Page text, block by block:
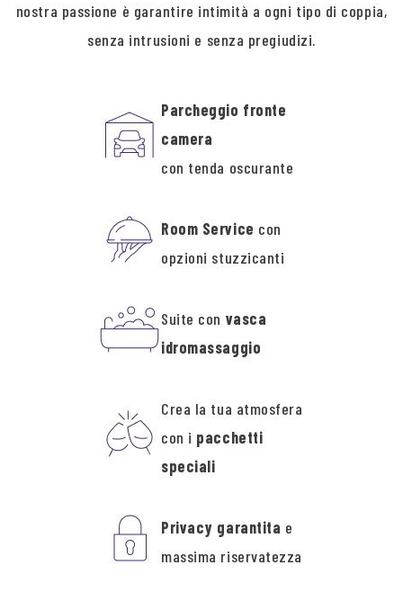
nostra passione è garantire intimità a ogni tipo di coppia,
senza intrusioni e senza pregiudizi.
Parcheggio fronte
camera
con tenda oscurante
Room Service con
opzioni stuzzicanti
Suite con vasca
idromassaggio
Crea la tua atmosfera
con i pacchetti
speciali
Privacy garantita e
massima riservatezza